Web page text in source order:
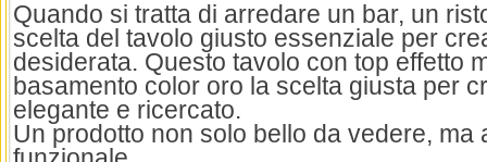
Quando si tratta di arredare un bar, un
scelta del tavolo giusto essenziale per
desiderata. Questo tavolo con top effetto
basamento color oro la scelta giusta per
elegante e ricercato.
Un prodotto non solo bello da vedere, ma